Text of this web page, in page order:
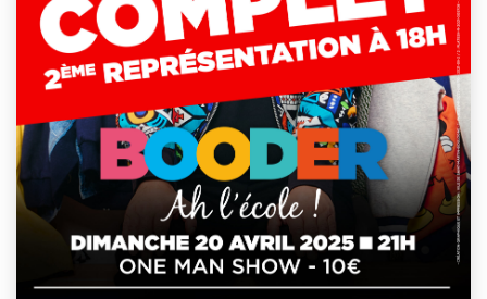
This event has passed.